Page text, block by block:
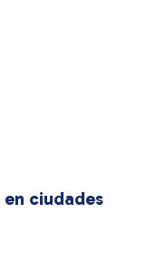
ciudades